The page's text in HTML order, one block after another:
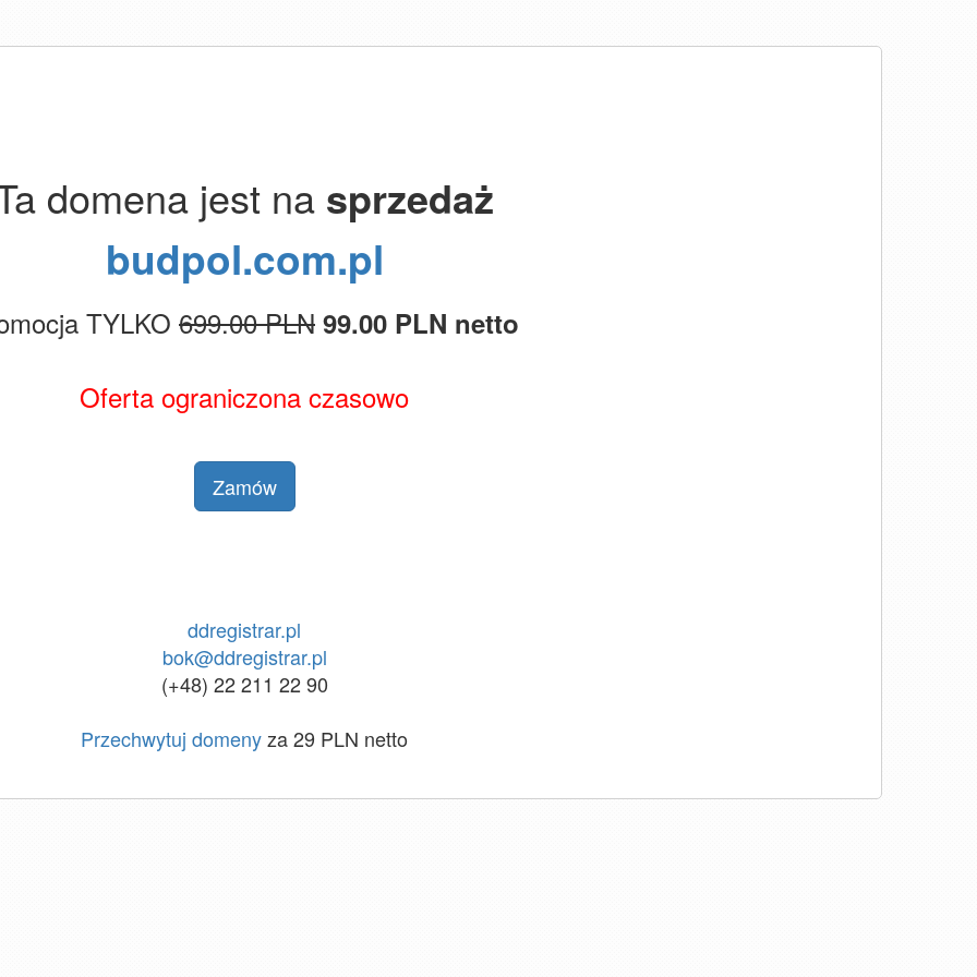
domena jest na sprzedaż
budpol.com.pl
TYLKO 699.00 PLN 99.00 PLN netto
Oferta ograniczona czasowo
Zamów
ddregistrar.pl
bok@ddregistrar.pl
(+48) 22 211 22 90
Przechwytuj domenyza 29 PLN netto